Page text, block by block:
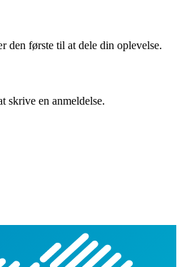
den første til at dele din oplevelse.
skrive en anmeldelse.